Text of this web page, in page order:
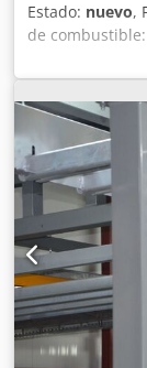
Estado: nuevo,
de combustible:
Máquina
Figli. En
fabricado ni un
almacenada
metros de
cm. Se entrega
sus
¡Excelente